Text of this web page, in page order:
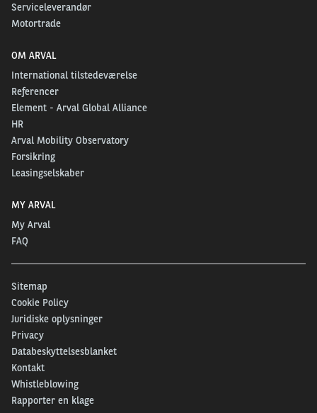
Serviceleverandør
Motortrade
OM ARVAL
International tilstedeværelse
Referencer
Element - Arval Global Alliance
HR
Arval Mobility Observatory
Forsikring
Leasingselskaber
MY ARVAL
My Arval
FAQ
Sitemap
Cookie Policy
Juridiske oplysninger
Privacy
Databeskyttelsesblanket
Kontakt
Whistleblowing
Rapporter en klage